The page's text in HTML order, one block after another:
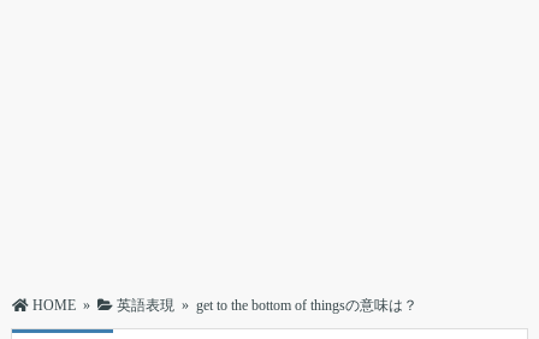
HOME » 英語表現 » get to the bottom of thingsの意味は？